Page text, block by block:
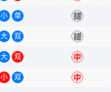
小 单 错
大 双 错
大 双 中
小 双 中